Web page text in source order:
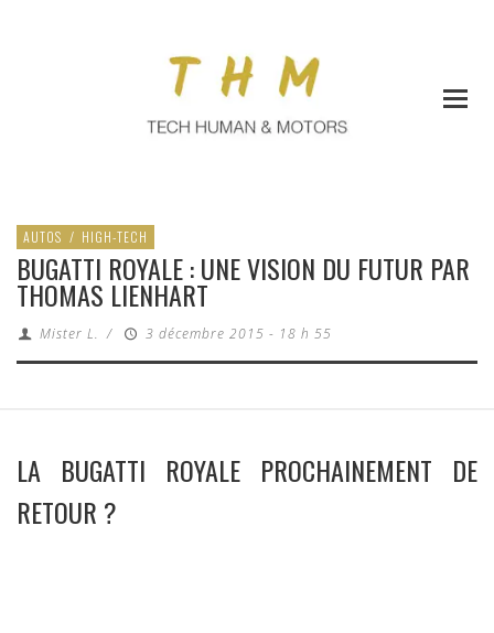
AUTOS / HIGH-TECH
BUGATTI ROYALE : UNE VISION DU FUTUR PAR
THOMAS LIENHART
Mister L. / 3 décembre 2015 - 18 h 55
LA BUGATTI ROYALE PROCHAINEMENT DE
RETOUR ?